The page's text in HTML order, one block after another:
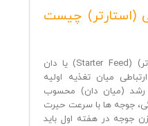
(استارتر) چیست
پیش دان مرغ گوشتی (استارتر) (Starter Feed) یا دان
میان تغذیه اولیه
رشد (میان دان) محسوب
بازه زمانی 4 تا 10 روزگی، جوجه‌ ها با سرعت حیرت‌
جوجه در هفته اول باید